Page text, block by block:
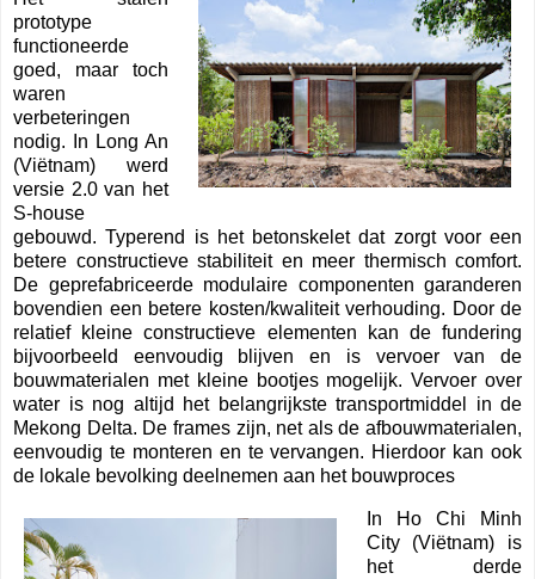
prototype
functioneerde
goed, maar toch
waren
verbeteringen
nodig. In Long An
(Viëtnam) werd
versie 2.0 van het
S-house
gebouwd. Typerend is het betonskelet dat zorgt voor een
betere constructieve stabiliteit en meer thermisch comfort.
De geprefabriceerde modulaire componenten garanderen
bovendien een betere kosten/kwaliteit verhouding. Door de
relatief kleine constructieve elementen kan de fundering
bijvoorbeeld eenvoudig blijven en is vervoer van de
bouwmaterialen met kleine bootjes mogelijk. Vervoer over
water is nog altijd het belangrijkste transportmiddel in de
Mekong Delta. De frames zijn, net als de afbouwmaterialen,
eenvoudig te monteren en te vervangen. Hierdoor kan ook
de lokale bevolking deelnemen aan het bouwproces
In Ho Chi Minh
City (Viëtnam) is
het derde